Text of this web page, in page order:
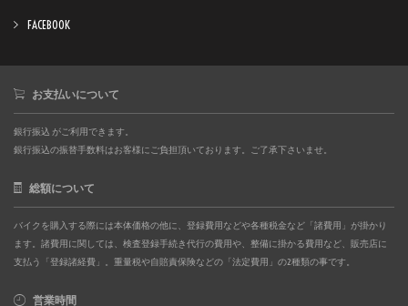
FACEBOOK
お支払いについて
銀行振込 がご利用できます。
銀行振込の振替手数料はお客様にご負担頂いております。ご了承下さいませ。
総額について
バイクを購入する際には本体価格の他に、登録費用などや各種税金など「諸費用」が掛かり
ます。諸費用に関しては、検査登録手続き代行の費用や、整備に掛かる費用など、販売店に
支払う「登録諸経費」。重量税や自賠責保険などの「法定費用」の2種類の事です。
営業時間